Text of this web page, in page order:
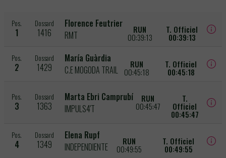
Pos.
1
Dossard
1416
Florence Feutrier
RMT
RUN
00:39:13
T. Officiel
00:39:13
Pos.
2
Dossard
1429
María Guàrdia
C.E MOGODA TRAIL
RUN
00:45:18
T. Officiel
00:45:18
Pos.
3
Dossard
1363
Marta Ebri Camprubí
IMPULS4'T
RUN
00:45:47
T.
Officiel
00:45:47
Pos.
4
Dossard
1349
Elena Rupf
INDEPENDIENTE
RUN
00:49:55
T. Officiel
00:49:55